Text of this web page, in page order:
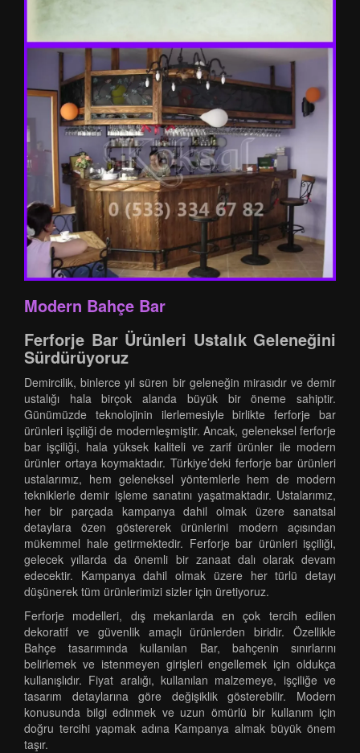
Modern Bahçe Bar
Ferforje Bar Ürünleri Ustalık Geleneğini
Sürdürüyoruz
Demircilik, binlerce yıl süren bir geleneğin mirasıdır ve demir
ustalığı hala birçok alanda büyük bir öneme sahiptir.
Günümüzde teknolojinin ilerlemesiyle birlikte ferforje bar
ürünleri işçiliği de modernleşmiştir. Ancak, geleneksel ferforje
bar işçiliği, hala yüksek kaliteli ve zarif ürünler ile modern
ürünler ortaya koymaktadır. Türkiye’deki ferforje bar ürünleri
ustalarımız, hem geleneksel yöntemlerle hem de modern
tekniklerle demir işleme sanatını yaşatmaktadır. Ustalarımız,
her bir parçada kampanya dahil olmak üzere sanatsal
detaylara özen göstererek ürünlerini modern açısından
mükemmel hale getirmektedir. Ferforje bar ürünleri işçiliği,
gelecek yıllarda da önemli bir zanaat dalı olarak devam
edecektir. Kampanya dahil olmak üzere her türlü detayı
düşünerek tüm ürünlerimizi sizler için üretiyoruz.
Ferforje modelleri, dış mekanlarda en çok tercih edilen
dekoratif ve güvenlik amaçlı ürünlerden biridir. Özellikle
Bahçe tasarımında kullanılan Bar, bahçenin sınırlarını
belirlemek ve istenmeyen girişleri engellemek için oldukça
kullanışlıdır. Fiyat aralığı, kullanılan malzemeye, işçiliğe ve
tasarım detaylarına göre değişiklik gösterebilir. Modern
konusunda bilgi edinmek ve uzun ömürlü bir kullanım için
doğru tercihi yapmak adına Kampanya almak büyük önem
taşır.